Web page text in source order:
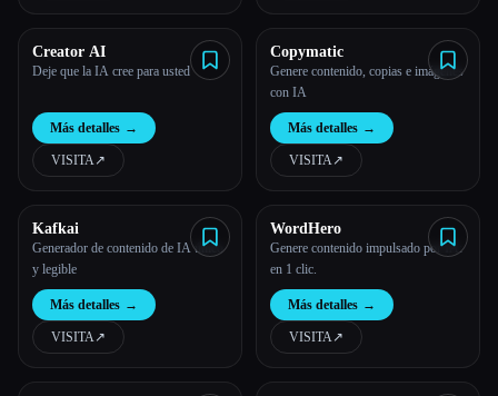
Creator AI
Deje que la IA cree para usted
Más detalles →
VISITA↗︎
Copymatic
Genere contenido, copias e imágenes
con IA
Más detalles →
VISITA↗︎
Kafkai
Generador de contenido de IA único
y legible
Más detalles →
VISITA↗︎
WordHero
Genere contenido impulsado por IA:
en 1 clic.
Más detalles →
VISITA↗︎